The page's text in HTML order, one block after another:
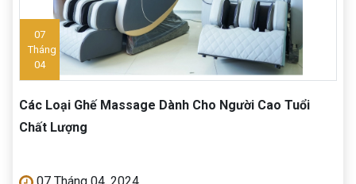
07
Tháng
04
Các Loại Ghế Massage Dành Cho Người Cao Tuổi
Chất Lượng